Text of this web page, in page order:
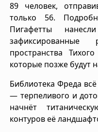
89 человек,
только 56.
Пигафетты
пространства
которые позже будут
Библиотека Фреда
— терпеливого и
начнёт
контуров её